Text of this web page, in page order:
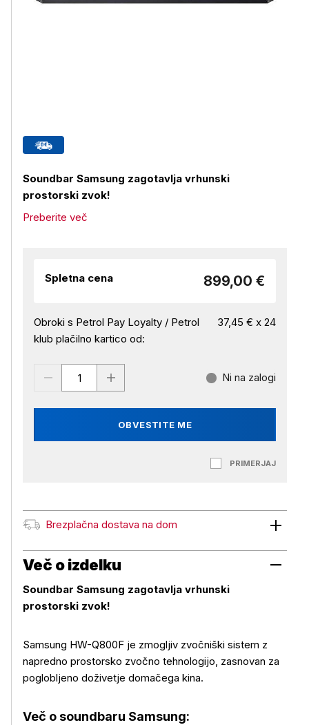
Soundbar Samsung zagotavlja vrhunski
prostorski zvok!
Preberite več
Spletna cena 899,00 €
Obroki s Petrol Pay Loyalty / Petrol
klub plačilno kartico od:
37,45 € x 24
OBVESTITE ME
Ni na zalogi
PRIMERJAJ
Brezplačna dostava na dom
Brezplačna dostava na dom
Več o izdelku
Soundbar Samsung zagotavlja vrhunski
prostorski zvok!
Samsung HW-Q800F je zmogljiv zvočniški sistem z
napredno prostorsko zvočno tehnologijo, zasnovan za
poglobljeno doživetje domačega kina.
Več o soundbaru Samsung: